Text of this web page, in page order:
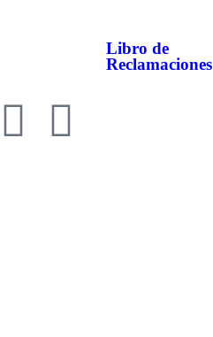
Libro de
Reclamaciones